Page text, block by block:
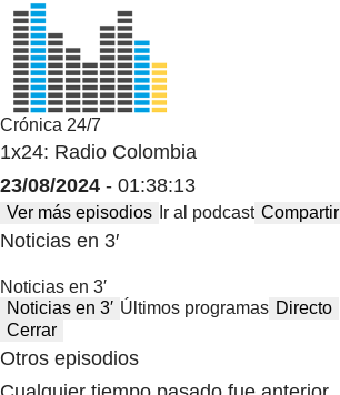
Crónica 24/7
1x24: Radio Colombia
23/08/2024 - 01:38:13
Ver más episodios Ir al podcast Compartir
Noticias en 3′
Noticias en 3′
Noticias en 3′ Últimos programas Directo
Cerrar
Otros episodios